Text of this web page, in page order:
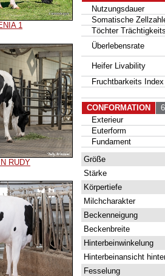
1
RUDY
Nutzungsdauer
Somatische
Töchter
Überlebensrate
Heifer Livability
Fruchtbarkeits Index
CONFORMATION
Exterieur
Euterform
Fundament
Größe
Stärke
Körpertiefe
Milchcharakter
Beckenneigung
Beckenbreite
Hinterbeinwinkelung
Hinterbeinansicht
Fesselung